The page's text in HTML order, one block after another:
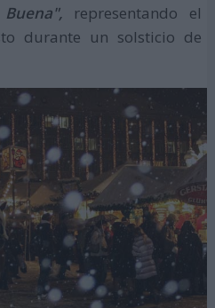
representando el
durante un solsticio de